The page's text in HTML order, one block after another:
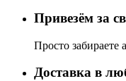
Привезём за
Просто забираете
Доставка в